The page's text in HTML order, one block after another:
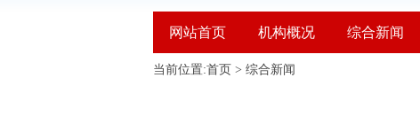
网站首页 机构概况 综合新闻
当前位置:首页 > 综合新闻